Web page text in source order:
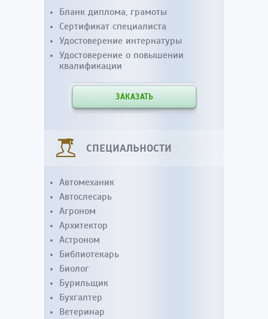
Бланк диплома, грамоты
Сертификат специалиста
Удостоверение интернатуры
Удостоверение о повышении
квалификации
ЗАКАЗАТЬ
СПЕЦИАЛЬНОСТИ
Автомеханик
Автослесарь
Агроном
Архитектор
Астроном
Библиотекарь
Биолог
Бурильщик
Бухгалтер
Ветеринар